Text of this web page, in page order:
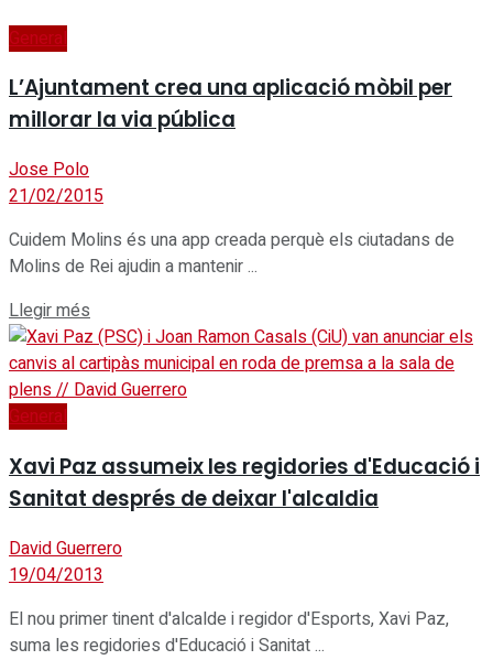
General
L’Ajuntament crea una aplicació mòbil per
millorar la via pública
Jose Polo
21/02/2015
Cuidem Molins és una app creada perquè els ciutadans de
Molins de Rei ajudin a mantenir ...
Llegir més
General
Xavi Paz assumeix les regidories d'Educació i
Sanitat després de deixar l'alcaldia
David Guerrero
19/04/2013
El nou primer tinent d'alcalde i regidor d'Esports, Xavi Paz,
suma les regidories d'Educació i Sanitat ...